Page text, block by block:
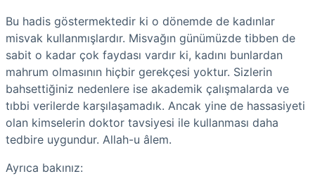
Bu hadis göstermektedir ki o dönemde de kadınlar
misvak kullanmışlardır. Misvağın günümüzde tibben de
sabit o kadar çok faydası vardır ki, kadını bunlardan
mahrum olmasının hiçbir gerekçesi yoktur. Sizlerin
bahsettiğiniz nedenlere ise akademik çalışmalarda ve
tıbbi verilerde karşılaşamadık. Ancak yine de hassasiyeti
olan kimselerin doktor tavsiyesi ile kullanması daha
tedbire uygundur. Allah-u âlem.
Ayrıca bakınız: